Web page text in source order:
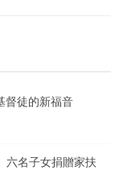
督徒的新福音
六名子女捐贈家扶